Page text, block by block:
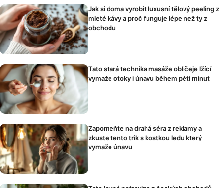
Jak si doma vyrobit luxusní tělový peeling z
mleté kávy a proč funguje lépe než ty z
obchodu
Tato stará technika masáže obličeje lžící
vymaže otoky i únavu během pěti minut
Zapomeňte na drahá séra z reklamy a
zkuste tento trik s kostkou ledu který
vymaže únavu